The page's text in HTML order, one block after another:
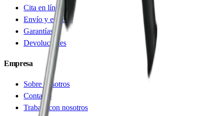
Cita en línea
Envío y entrega
Garantías
Devoluciones
Empresa
Sobre nosotros
Contacto
Trabaja con nosotros